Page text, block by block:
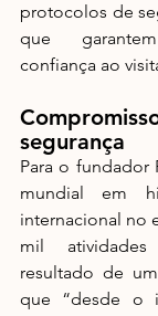
protocolos de
que
confiança ao
segurança
Para o fundador
mundial em
internacional no
mil
resultado de
que “desde o